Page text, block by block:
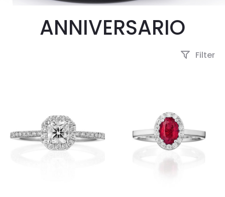
ANNIVERSARIO
Filter